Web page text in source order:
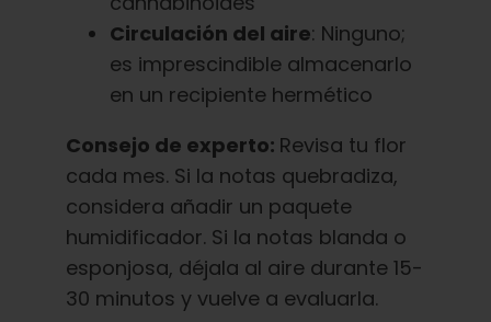
Circulación del aire: Ninguno;
es imprescindible almacenarlo
en un recipiente hermético
Consejo de experto: Revisa tu flor
cada mes. Si la notas quebradiza,
considera añadir un paquete
humidificador. Si la notas blanda o
esponjosa, déjala al aire durante 15-
30 minutos y vuelve a evaluarla.